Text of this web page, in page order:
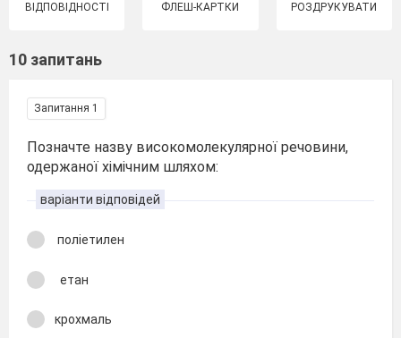
ВІДПОВІДНОСТІ ФЛЕШ-КАРТКИ РОЗДРУКУВАТИ
10 запитань
Запитання 1
Позначте назву високомолекулярної речовини,
одержаної хімічним шляхом:
варіанти відповідей
поліетилен
етан
крохмаль